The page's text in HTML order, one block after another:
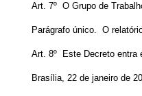
Art. 7º O Grupo de
Parágrafo único. O
Art. 8º Este Decreto entra
Brasília, 22 de janeiro de